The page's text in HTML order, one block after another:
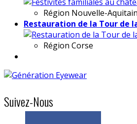
Région Nouvelle-
Restauration de la Tour de
Région Corse
Suivez-Nous